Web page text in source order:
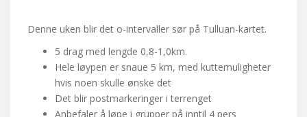
Denne uken blir det o-intervaller sør på Tulluan-kartet.
5 drag med lengde 0,8-1,0km.
Hele løypen er snaue 5 km, med kuttemuligheter
hvis noen skulle ønske det
Det blir postmarkeringer i terrenget
Anbefaler å løpe i grupper på inntil 4 pers